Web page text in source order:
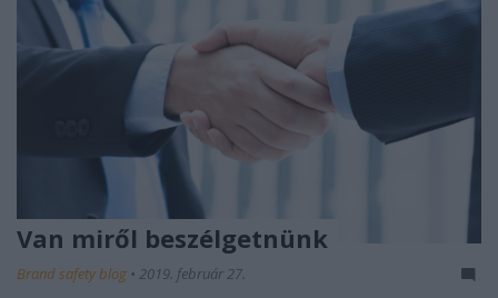
Van miről beszélgetnünk
Brand safety blog • 2019. február 27.